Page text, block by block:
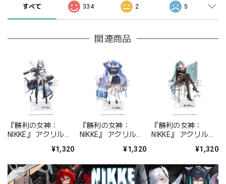
すべて 334 2 5
関連商品
『勝利の女神：
NIKKE』 アクリルス
¥1,320
『勝利の女神：
NIKKE』 アクリルス
ォーチュンメイト
¥1,320
『勝利の女神：
NIKKE』 アクリルス
シャープレッスン
¥1,320